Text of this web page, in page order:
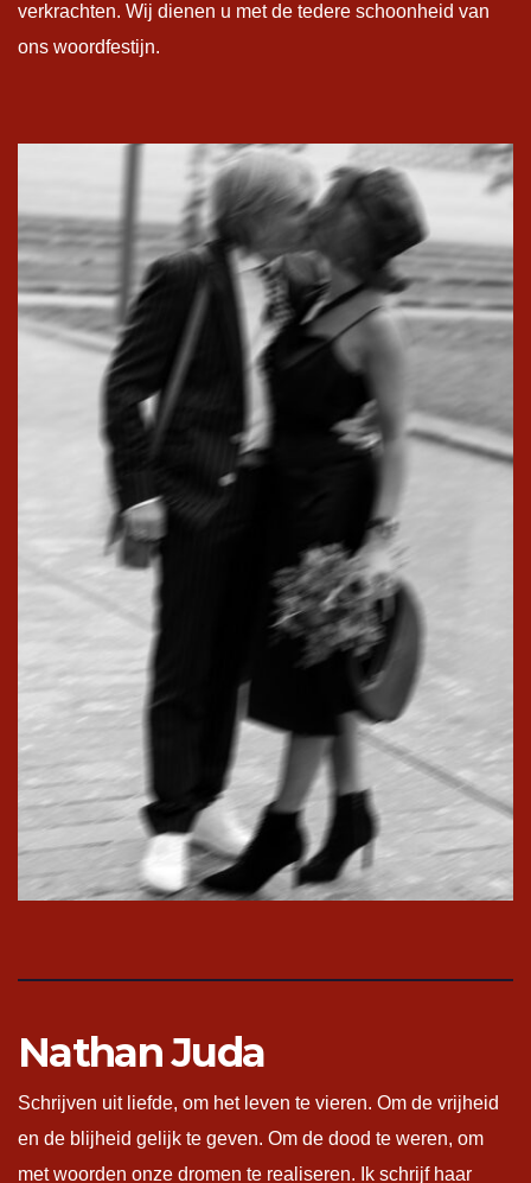
verkrachten. Wij dienen u met de tedere schoonheid van
ons woordfestijn.
Nathan Juda
Schrijven uit liefde, om het leven te vieren. Om de vrijheid
en de blijheid gelijk te geven. Om de dood te weren, om
met woorden onze dromen te realiseren. Ik schrijf haar